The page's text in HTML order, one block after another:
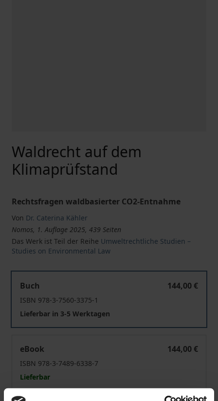
Waldrecht auf dem
Klimaprüfstand
Rechtsfragen waldbasierter CO2-Entnahme
Von Dr. Caterina Kähler
Nomos, 1. Auflage 2025, 439 Seiten
Das Werk ist Teil der Reihe Umweltrechtliche Studien –
Studies on Environmental Law
Buch
144,00 €
ISBN 978-3-7560-3375-1
Lieferbar in 3-5 Werktagen
eBook
144,00 €
ISBN 978-3-7489-6338-7
Lieferbar